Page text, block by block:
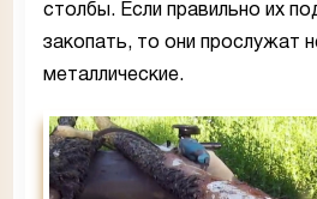
столбы. Если правильно их
закопать, то они прослужат
металлические.